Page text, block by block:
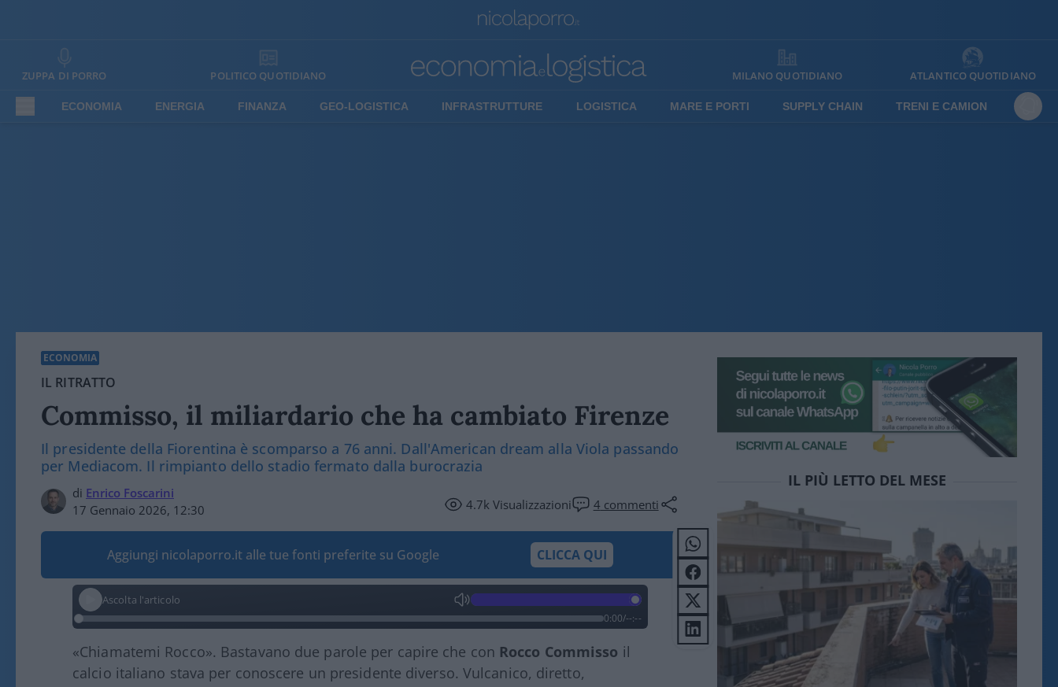
ZUPPA DI PORRO POLITICO QUOTIDIANO MILANO QUOTIDIANO ATLANTICO QUOTIDIANO
ECONOMIA ENERGIA FINANZA GEO-LOGISTICA INFRASTRUTTURE LOGISTICA MARE E PORTI SUPPLY CHAIN TRENI E CAMION
ECONOMIA
IL RITRATTO
Commisso, il miliardario che ha cambiato Firenze
Il presidente della Fiorentina è scomparso a 76 anni. Dall'American dream alla Viola passando
per Mediacom. Il rimpianto dello stadio fermato dalla burocrazia
di Enrico Foscarini
17 Gennaio 2026, 12:30
4.7kVisualizzazioni 4 commenti
Aggiungi nicolaporro.it alle tue fonti preferite su Google CLICCA QUI
Ascolta l'articolo
0:00/--:--
«Chiamatemi Rocco». Bastavano due parole per capire che con Rocco Commisso il
calcio italiano stava per conoscere un presidente diverso. Vulcanico, diretto,
IL PIÙ LETTO DEL MESE